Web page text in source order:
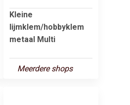
Kleine
lijmklem/hobbyklem
metaal Multi
Meerdere shops